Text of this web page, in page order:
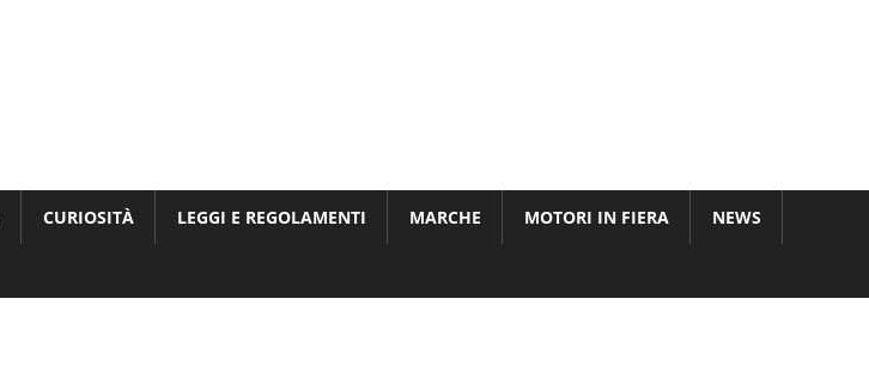
CURIOSITÀ LEGGI E REGOLAMENTI MARCHE MOTORI IN FIERA NEWS